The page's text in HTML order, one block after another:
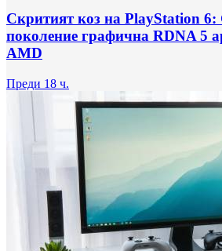
Скритият коз на PlayStation
поколение графична RDNA 5
AMD
Преди 18 ч.